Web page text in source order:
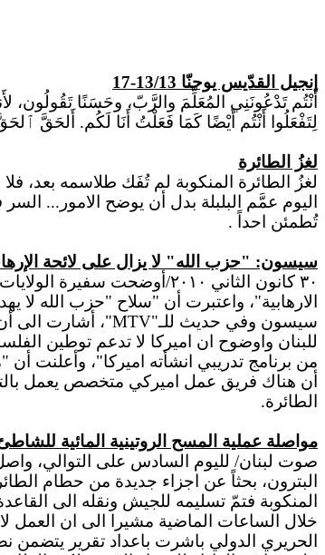
إنجيل القدّيس يوحنّا 13/13-17
أَنْتُم تَدْعُونَنِي المُعَلِّمَ والرَّبّ، وحَسَنًا
لِتَفْعَلُوا أَنْتُم أَيْضًا كَمَا فَعَلْتُ أَنَا لَكُم.
لغزُ الطائرة
لغزُ الطائرة المنكوبة لم تُفَك طلاسمه بعد،
اليوم عمَّم البلبلة بدل أن يوضح الامور...
تُطمئن احداً .
سيسون: "حزب الله" لا يزال على لائحة
٣٠ كانون الثاني ٢٠١٠/
الارهابية"، واعتبرت أن "سلاح "حزب الله
سيسون وفي حديث للـ"MTV"، أشارت الى
للبنان واوضوح ان اميركا لا تدعم توطين
من برنامج تدريبي انشأته اميركا"، وأعلنت
أن هناك فريق عمل اميركي متخصص يعمل
الطائرة.
مواصلة عملية المسح الروتينية المائية
صوت لبنان/ لليوم السادس على التوالي، واصل
البترون، بحثاً عن اجزاء جديدة من حطام
المنكوبة فتمّ تسليمه للجيش ونقله الى
خلال الساعات الماضية مشيرا الى ان العمل
الحريري الدولي باشرت باعداد تقرير يتضمن